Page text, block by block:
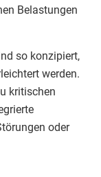
Belastungen
so konzipiert,
werden.
kritischen
oder